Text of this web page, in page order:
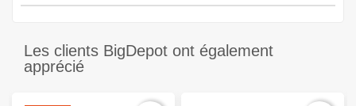
Les clients BigDepot ont également
apprécié